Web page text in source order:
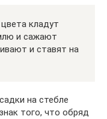
кладут
и сажают
и ставят на
на стебле
того, что обряд